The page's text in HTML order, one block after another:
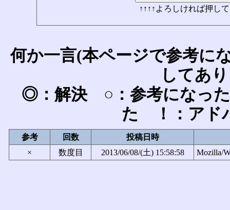
↑↑↑↑よろしければ押し
何か一言(本ページで参考に
してあ
◎：解決 ○：参考になっ
た ！：アド
参考 回数
投稿日時
×
数度目 2013/06/08/(土) 15:58:58 Mozilla/